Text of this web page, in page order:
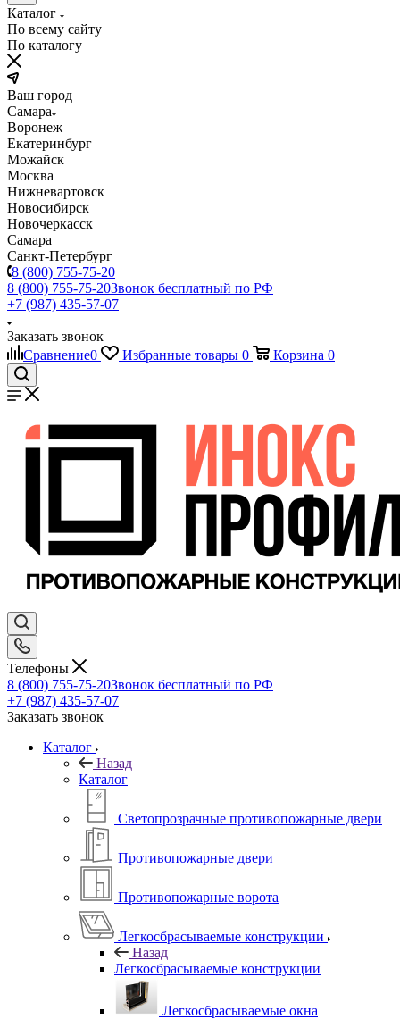
Каталог
По всему сайту
По каталогу
Ваш город
Самара
Воронеж
Екатеринбург
Можайск
Москва
Нижневартовск
Новосибирск
Новочеркасск
Самара
Санкт-Петербург
8 (800) 755-75-20
8 (800) 755-75-20Звонок бесплатный по РФ
+7 (987) 435-57-07
Заказать звонок
Сравнение0 Избранные товары 0 Корзина 0
Телефоны
8 (800) 755-75-20Звонок бесплатный по РФ
+7 (987) 435-57-07
Заказать звонок
Каталог
Назад
Каталог
Светопрозрачные противопожарные двери
Противопожарные двери
Противопожарные ворота
Легкосбрасываемые конструкции
Назад
Легкосбрасываемые конструкции
Легкосбрасываемые окна